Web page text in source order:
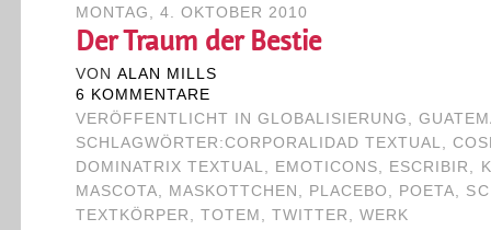
MONTAG, 4. OKTOBER 2010
Der Traum der Bestie
VON ALAN MILLS
6 KOMMENTARE
VERÖFFENTLICHT IN GLOBALISIERUNG ,
SCHLAGWÖRTER:CORPORALIDAD TEXTUAL,
DOMINATRIX TEXTUAL, EMOTICONS, ESCRIBIR ,
MASCOTA, MASKOTTCHEN , PLACEBO , POETA,
TEXTKÖRPER , TOTEM , TWITTER ,WERK